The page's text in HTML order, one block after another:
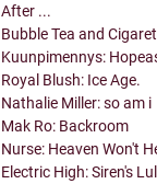
After ...
Bubble Tea and
Kuunpimennys:
Royal Blush: Ice Age.
Nathalie Miller: so am i
Mak Ro: Backroom
Nurse: Heaven Won't
Electric High: Siren's